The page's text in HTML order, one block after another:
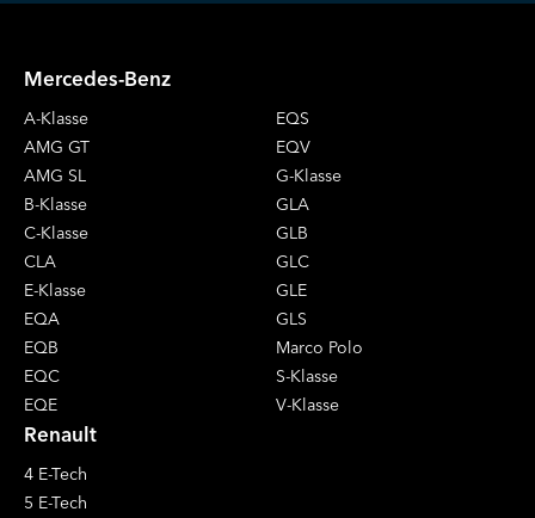
Mercedes-Benz
A-Klasse
AMG GT
AMG SL
B-Klasse
C-Klasse
CLA
E-Klasse
EQA
EQB
EQC
EQE
EQS
EQV
G-Klasse
GLA
GLB
GLC
GLE
GLS
Marco Polo
S-Klasse
V-Klasse
Renault
4 E-Tech
5 E-Tech